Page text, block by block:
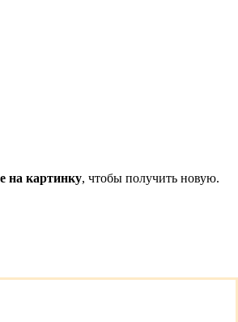
на картинку, чтобы получить новую.